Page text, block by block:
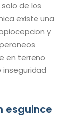
de los
existe una
y
en terreno
inseguridad
esguince